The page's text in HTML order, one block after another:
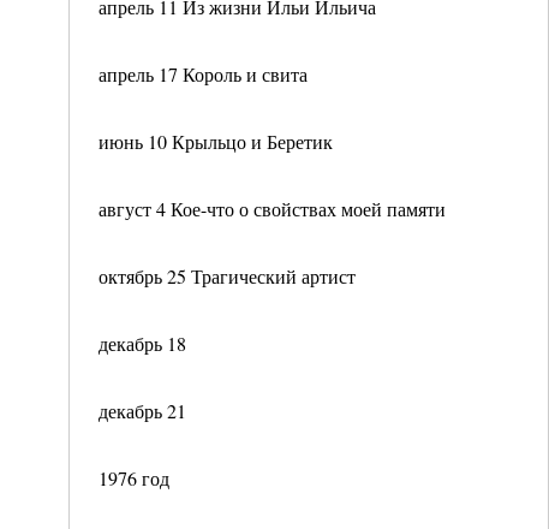
апрель 11 Из жизни Ильи Ильича
апрель 17 Король и свита
июнь 10 Крыльцо и Беретик
август 4 Кое-что о свойствах моей памяти
октябрь 25 Трагический артист
декабрь 18
декабрь 21
1976 год